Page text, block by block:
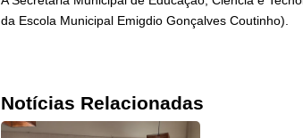
da Escola Municipal Emigdio Gonçalves Coutinho).
Notícias Relacionadas